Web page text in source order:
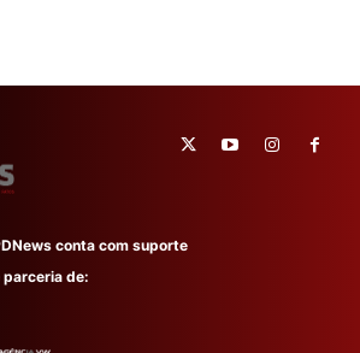
conta com suporte
parceria de: